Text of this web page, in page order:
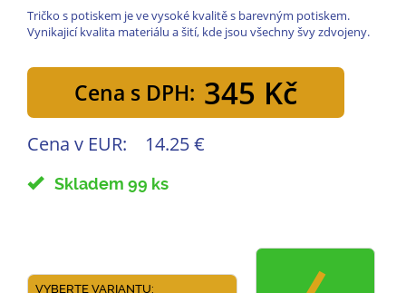
Tričko s potiskem je ve vysoké kvalitě s barevným potiskem.
Vynikajicí kvalita materiálu a šití, kde jsou všechny švy zdvojeny.
Cena s DPH: 345 Kč
Cena v EUR: 14.25 €
Skladem 99 ks
VYBERTE VARIANTU: